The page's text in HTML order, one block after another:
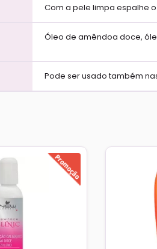
Com a pele limpa espalhe
Óleo de amêndoa doce,
Pode ser usado também